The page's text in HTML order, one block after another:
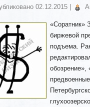
02.12.2015
«Соратник»
биржевой
подъема.
обозрение»,